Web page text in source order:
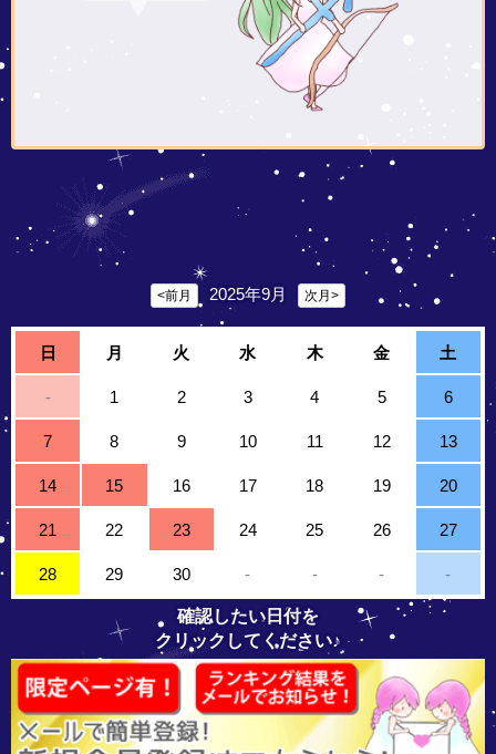
<前月 2025年9月 次月>
日 月 火 水 木 金 土
- 1 2 3 4 5 6
7 8 9 10 11 12 13
14 15 16 17 18 19 20
21 22 23 24 25 26 27
28 29 30 - - - -
確認したい日付を
クリックしてください♪